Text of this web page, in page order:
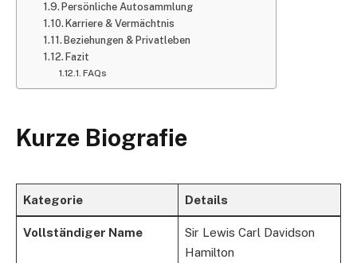
Persönliche Autosammlung
Karriere & Vermächtnis
Beziehungen & Privatleben
Fazit
FAQs
Kurze Biografie
Kategorie Details
Vollständiger Name
Sir Lewis Carl Davidson
Hamilton